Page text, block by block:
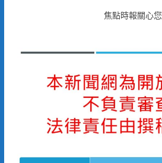
焦點時報關心您